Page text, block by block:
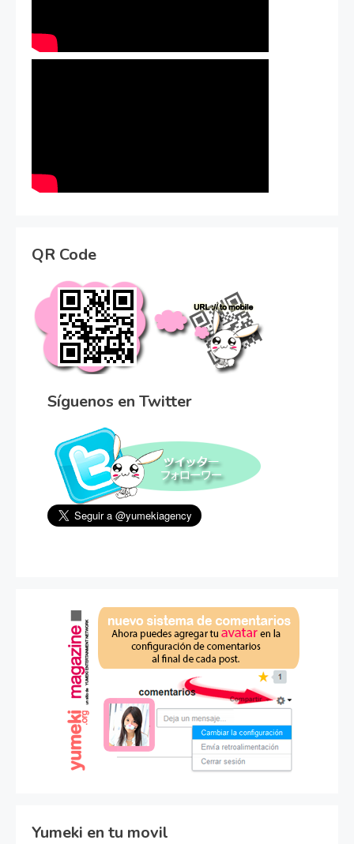
QR Code
Síguenos en Twitter
Yumeki en tu movil